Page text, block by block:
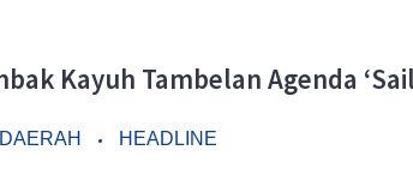
Kayuh Tambelan Agenda
DAERAH HEADLINE